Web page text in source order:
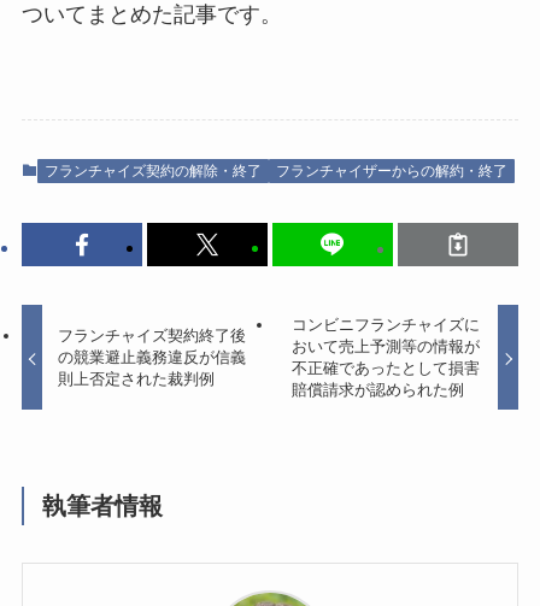
ついてまとめた記事です。
フランチャイズ契約の解除・終了 フランチャイザーからの解約・終了
フランチャイズ契約終了後
の競業避止義務違反が信義
則上否定された裁判例
コンビニフランチャイズに
おいて売上予測等の情報が
不正確であったとして損害
賠償請求が認められた例
執筆者情報